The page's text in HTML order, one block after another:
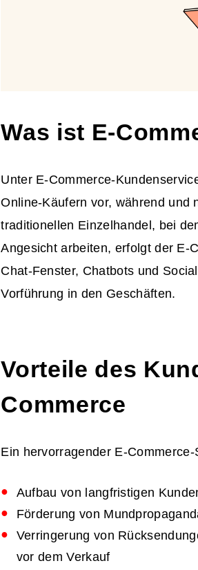
Was ist E-
Unter E-Commerce-
Online-Käufern vor, während und
traditionellen Einzelhandel, bei
Angesicht arbeiten, erfolgt der E-
Chat-Fenster, Chatbots und
Vorführung in den Geschäften.
Vorteile des
Commerce
Ein hervorragender E-
Aufbau von langfristigen
Förderung von
Verringerung von
vor dem Verkauf